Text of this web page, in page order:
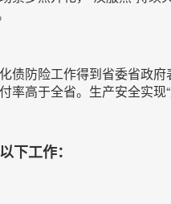
债防险工作得到省委省政
率高于全省。生产安全实
下工作：